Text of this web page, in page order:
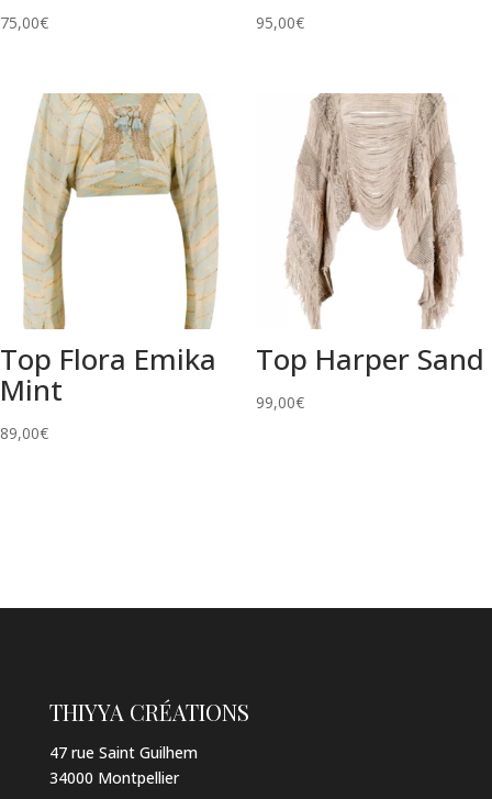
75,00€ 95,00€
Top Flora Emika
Mint
89,00€
Top Harper Sand
99,00€
THIYYA CRÉATIONS
47 rue Saint Guilhem
34000 Montpellier